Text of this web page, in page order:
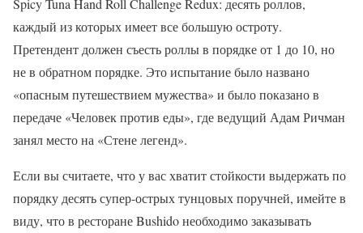
Spicy Tuna Hand Roll Challenge Redux: десять роллов,
каждый из которых имеет все большую остроту.
Претендент должен съесть роллы в порядке от 1 до 10, но
не в обратном порядке. Это испытание было названо
«опасным путешествием мужества» и было показано в
передаче «Человек против еды», где ведущий Адам Ричман
занял место на «Стене легенд».
Если вы считаете, что у вас хватит стойкости выдержать по
порядку десять супер-острых тунцовых поручней, имейте в
виду, что в ресторане Bushido необходимо заказывать